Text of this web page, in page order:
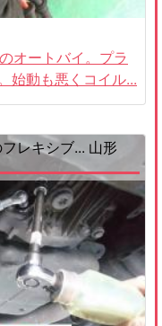
オートバイ。プラ
始動も悪くコイル...
レキシブ... 山形